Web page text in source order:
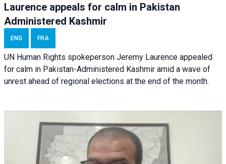
Laurence appeals for calm in Pakistan
Administered Kashmir
ENG FRA
UN Human Rights spokeperson Jeremy Laurence appealed
for calm in Pakistan-Administered Kashmir amid a wave of
unrest ahead of regional elections at the end of the month.